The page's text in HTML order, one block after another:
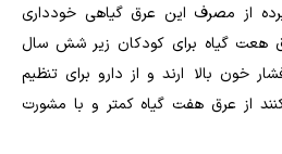
از مصرف این عرق گیاهی خودداری
هعت گیاه برای کودکان زیر شش سال
خون بالا ارند و از دارو برای تنظیم
از عرق هفت گیاه کمتر و با مشورت